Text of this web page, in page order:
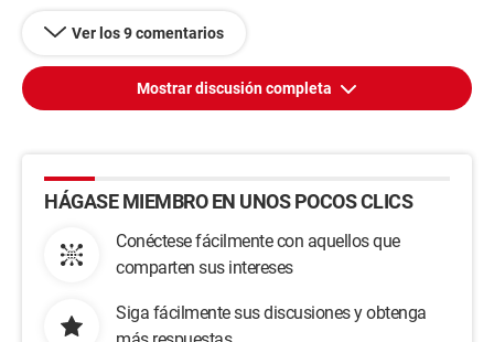
cordialmente
----------------------------
Hola
el alquiler
del apartamento, además del
contactaras
Podremos discutir adecuadamente la visita y tu intención de
Ver los 9 comentarios
Mostrar discusión completa
HÁGASE MIEMBRO EN UNOS POCOS CLICS
Conéctese fácilmente con aquellos que
comparten sus intereses
Siga fácilmente sus discusiones y obtenga